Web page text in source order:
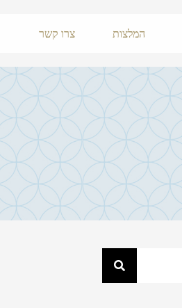
המלצות צרו קשר